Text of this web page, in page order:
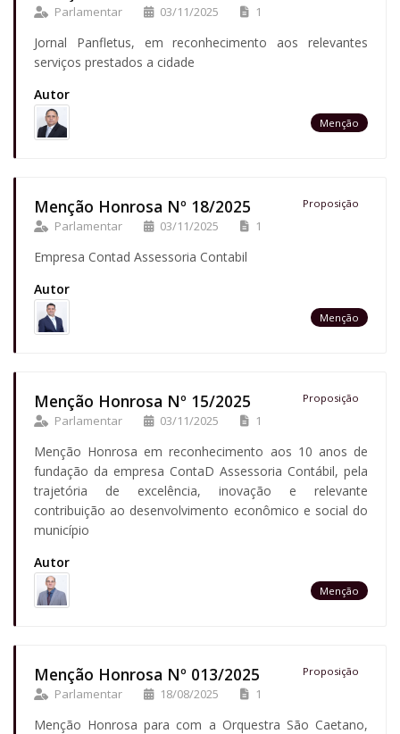
Parlamentar 03/11/2025 1
Jornal Panfletus, em reconhecimento aos relevantes
serviços prestados a cidade
Autor
Menção
Menção Honrosa Nº 18/2025 Proposição
Parlamentar 03/11/2025 1
Empresa Contad Assessoria Contabil
Autor
Menção
Menção Honrosa Nº 15/2025 Proposição
Parlamentar 03/11/2025 1
Menção Honrosa em reconhecimento aos 10 anos de
fundação da empresa ContaD Assessoria Contábil, pela
trajetória de excelência, inovação e relevante
contribuição ao desenvolvimento econômico e social do
município
Autor
Menção
Menção Honrosa Nº 013/2025 Proposição
Parlamentar 18/08/2025 1
Menção Honrosa para com a Orquestra São Caetano,